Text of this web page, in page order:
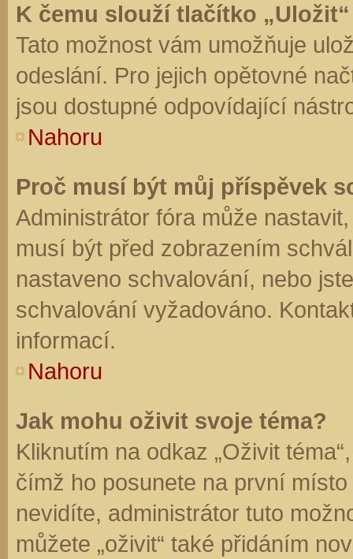
K čemu slouží tlačítko
Tato možnost vám umožňuje
odeslání. Pro jejich opětovné
jsou dostupné odpovídající
Nahoru
Proč musí být můj příspěvek
Administrátor fóra může
musí být před zobrazením
nastaveno schvalování, nebo
schvalování vyžadováno.
informací.
Nahoru
Jak mohu oživit svoje téma?
Kliknutím na odkaz „Oživit
čímž ho posunete na první
nevidíte, administrátor tuto
můžete „oživit“ také přidáním